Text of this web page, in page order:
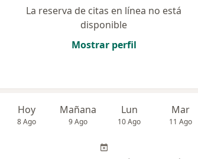
La reserva de citas en línea no está
disponible
Mostrar perfil
Hoy
8 Ago
Mañana
9 Ago
Lun
10 Ago
Mar
11 Ago